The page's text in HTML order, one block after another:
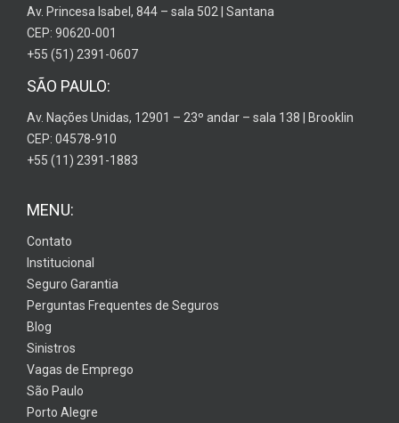
Av. Princesa Isabel, 844 – sala 502 | Santana
CEP: 90620-001
+55 (51) 2391-0607
SÃO PAULO:
Av. Nações Unidas, 12901 – 23º andar – sala 138 | Brooklin
CEP: 04578-910
+55 (11) 2391-1883
MENU:
Contato
Institucional
Seguro Garantia
Perguntas Frequentes de Seguros
Blog
Sinistros
Vagas de Emprego
São Paulo
Porto Alegre